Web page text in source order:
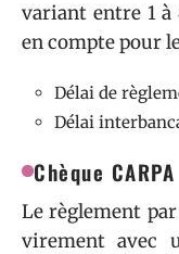
variant entre 1
en compte pour
Délai de
Délai
Chèque CARPA
Le règlement par
virement avec